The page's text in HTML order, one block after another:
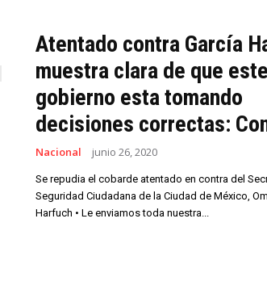
Atentado contra García
muestra clara de que este
gobierno esta tomando
decisiones correctas:
Nacional junio 26, 2020
Se repudia el cobarde atentado en contra del
Seguridad Ciudadana de la Ciudad de México,
Harfuch • Le enviamos toda nuestra...